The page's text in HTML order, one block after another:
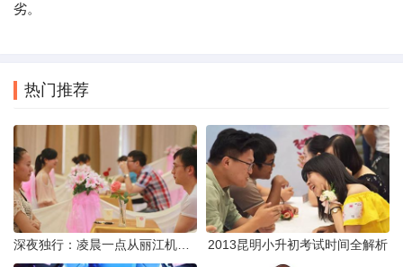
劣。
热门推荐
2013昆明小升初考试时间全解析